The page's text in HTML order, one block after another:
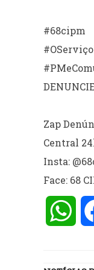
#68cipm
Zap
Central
Insta:
Face: 68